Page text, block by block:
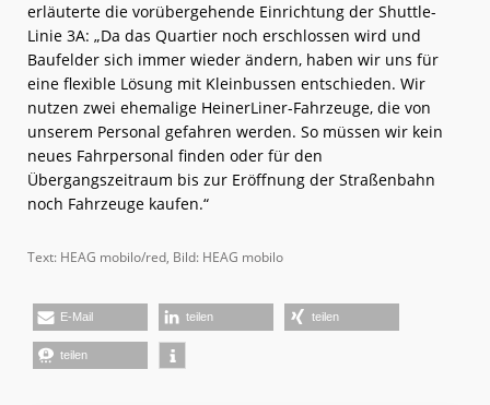
erläuterte die vorübergehende Einrichtung der Shuttle-
Linie 3A: „Da das Quartier noch erschlossen wird und
Baufelder sich immer wieder ändern, haben wir uns für
eine flexible Lösung mit Kleinbussen entschieden. Wir
nutzen zwei ehemalige HeinerLiner-Fahrzeuge, die von
unserem Personal gefahren werden. So müssen wir kein
neues Fahrpersonal finden oder für den
Übergangszeitraum bis zur Eröffnung der Straßenbahn
noch Fahrzeuge kaufen.“
Text: HEAG mobilo/red, Bild: HEAG mobilo
E-Mail teilen teilen
teilen